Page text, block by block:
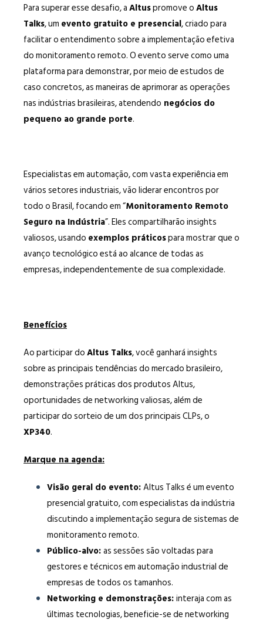
Para superar esse desafio, aAltuspromove oAltus
Talks, um evento gratuito e presencial, criado para
facilitar o entendimento sobre a implementação efetiva
do monitoramento remoto. O evento serve como uma
plataforma para demonstrar, por meio de estudos de
caso concretos, as maneiras de aprimorar as operações
nas indústrias brasileiras, atendendo negócios do
pequeno ao grande porte.
Especialistas em automação, com vasta experiência em
vários setores industriais, vão liderar encontros por
todo o Brasil, focando em “Monitoramento Remoto
Seguro na Indústria”. Eles compartilharão insights
valiosos, usando exemplos práticospara mostrar que o
avanço tecnológico está ao alcance de todas as
empresas, independentemente de sua complexidade.
Benefícios
Ao participar doAltus Talks, você ganhará insights
sobre as principais tendências do mercado brasileiro,
demonstrações práticas dos produtos Altus,
oportunidades de networking valiosas, além de
participar do sorteio de um dos principais CLPs, o
XP340.
Marque na agenda:
Visão geral do evento:Altus Talks é um evento
presencial gratuito, com especialistas da indústria
discutindo a implementação segura de sistemas de
monitoramento remoto.
Público-alvo:as sessões são voltadas para
gestores e técnicos em automação industrial de
empresas de todos os tamanhos.
Networking e demonstrações:interaja com as
últimas tecnologias, beneficie-se de networking